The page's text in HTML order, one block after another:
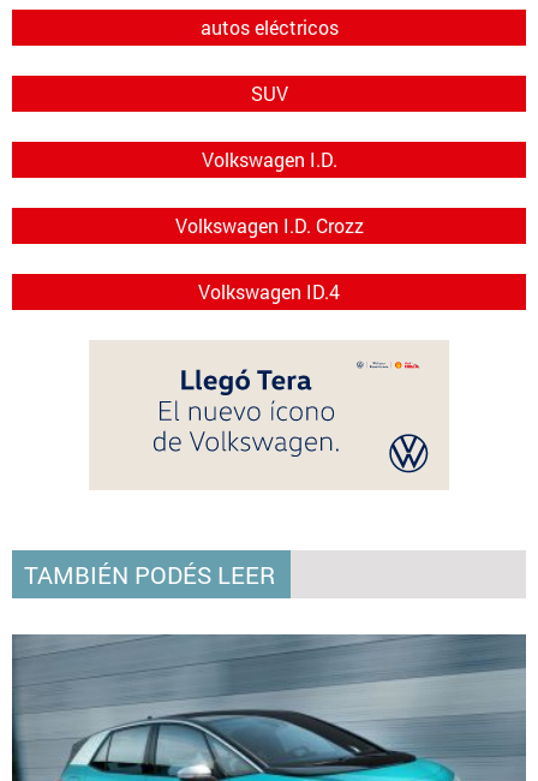
autos eléctricos
SUV
Volkswagen I.D.
Volkswagen I.D. Crozz
Volkswagen ID.4
TAMBIÉN PODÉS LEER